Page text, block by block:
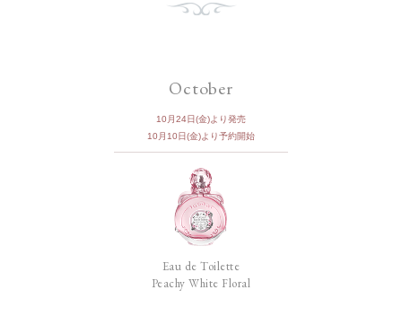
October
10月24日(金)より発売
10月10日(金)より予約開始
Eau de Toilette
Peachy White Floral